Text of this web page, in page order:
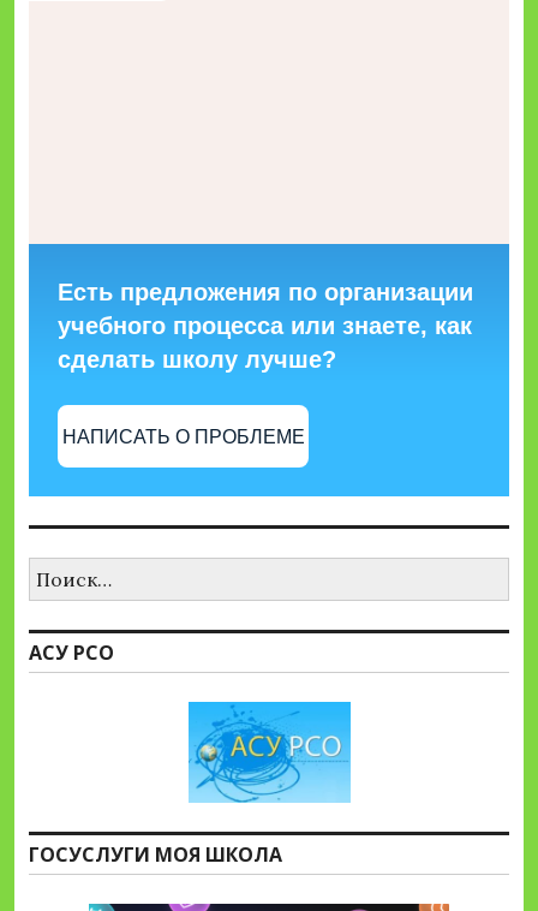
Есть предложения по организации
учебного процесса или знаете, как
сделать школу лучше?
НАПИСАТЬ О ПРОБЛЕМЕ
АСУ РСО
ГОСУСЛУГИ МОЯ ШКОЛА